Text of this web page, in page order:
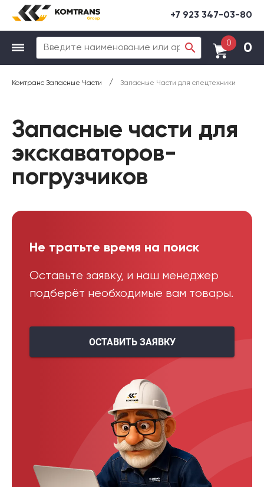
+7 923 347-03-80
0 0
Комтранс Запасные Части / Запасные Части для спецтехники
Запасные части для
экскаваторов-
погрузчиков
Не тратьте время на поиск
Оставьте заявку, и наш менеджер
подберёт необходимые вам товары.
ОСТАВИТЬ ЗАЯВКУ